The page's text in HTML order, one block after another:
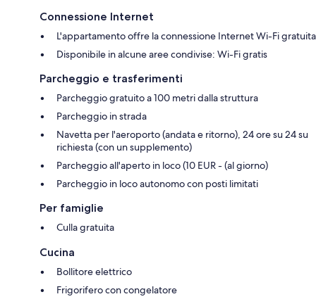
Connessione Internet
L'appartamento offre la connessione Internet Wi-Fi gratuita
Disponibile in alcune aree condivise: Wi-Fi gratis
Parcheggio e trasferimenti
Parcheggio gratuito a 100 metri dalla struttura
Parcheggio in strada
Navetta per l'aeroporto (andata e ritorno), 24 ore su 24 su
richiesta (con un supplemento)
Parcheggio all'aperto in loco (10 EUR - (al giorno)
Parcheggio in loco autonomo con posti limitati
Per famiglie
Culla gratuita
Cucina
Bollitore elettrico
Frigorifero con congelatore